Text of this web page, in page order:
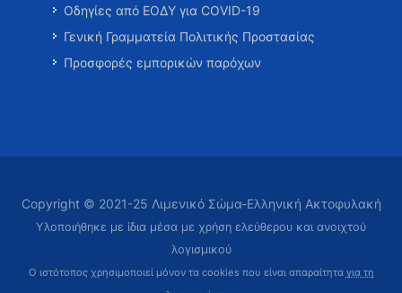
Οδηγίες από ΕΟΔΥ για COVID-19
Γενική Γραμματεία Πολιτικής Προστασίας
Προσφορές εμπορικών παρόχων
Copyright © 2021-25 Λιμενικό Σώμα-Ελληνική Ακτοφυλακή
Υλοποιήθηκε με ίδια μέσα με χρήση ελεύθερου και ανοιχτού
λογισμικού
Ο ιστότοπος χρησιμοποιεί μόνον τα cookies που είναι απαραίτητα για τη